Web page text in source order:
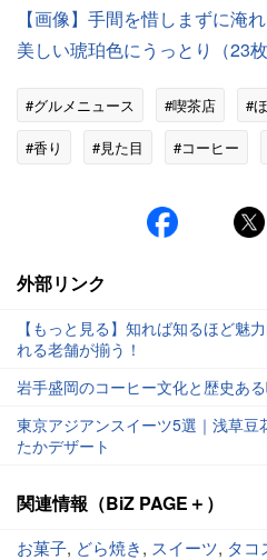
【画像】手間を惜しまずに淹
美しい琥珀色にうっとり（23枚
#グルメニュース #喫茶店 #
#香り
#見た目 #コーヒー
外部リンク
【もっと見る】知れば知るほど
れる老舗が揃う！
岩手盛岡のコーヒー文化と歴史あ
東京アジアンスイーツ5選｜浅草豆
たかデザート
関連情報（BiZ PAGE＋）
お菓子, どら焼き, スイーツ, タコ